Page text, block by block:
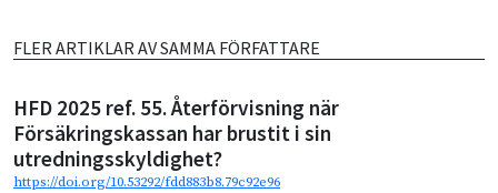
FLER ARTIKLAR AV SAMMA FÖRFATTARE
HFD 2025 ref. 55. Återförvisning när
Försäkringskassan har brustit i sin
utredningsskyldighet?
https://doi.org/10.53292/fdd883b8.79c92e96